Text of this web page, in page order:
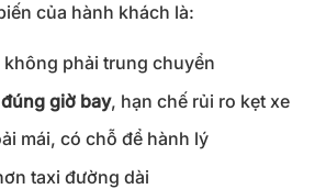
của hành khách là:
không phải trung chuyển
đúng giờ bay, hạn chế rủi ro kẹt xe
mái, có chỗ để hành lý
taxi đường dài